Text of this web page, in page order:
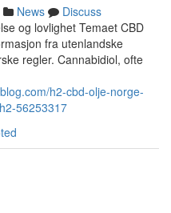
News
Discuss
og lovlighet Temaet CBD
fra utenlandske
regler. Cannabidiol, ofte
h2-cbd-olje-norge-
56253317